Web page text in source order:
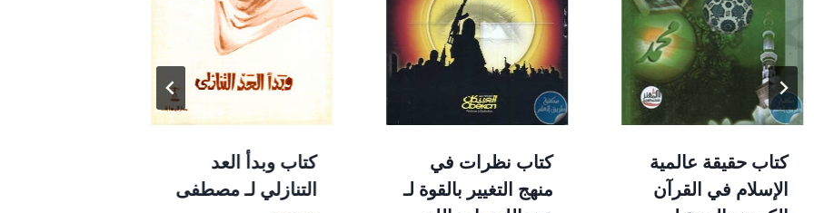
كتاب حقيقة عالمية
الإسلام في القرآن
كتاب نظرات في
منهج التغيير بالقوة لـ
كتاب وبدأ العد
التنازلي لـ مصطفى